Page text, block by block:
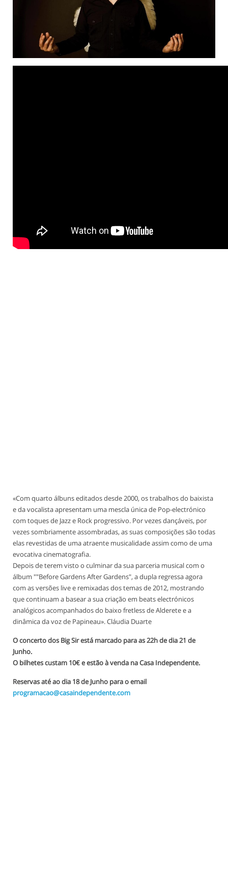
«Com quarto álbuns editados desde 2000, os trabalhos do baixista
e da vocalista apresentam uma mescla única de Pop-electrónico
com toques de Jazz e Rock progressivo. Por vezes dançáveis, por
vezes sombriamente assombradas, as suas composições são todas
elas revestidas de uma atraente musicalidade assim como de uma
evocativa cinematografia.
Depois de terem visto o culminar da sua parceria musical com o
álbum ""Before Gardens After Gardens", a dupla regressa agora
com as versões live e remixadas dos temas de 2012, mostrando
que continuam a basear a sua criação em beats electrónicos
analógicos acompanhados do baixo fretless de Alderete e a
dinâmica da voz de Papineau». Cláudia Duarte
O concerto dos Big Sir está marcado para as 22h de dia 21 de
Junho.
O bilhetes custam 10€ e estão à venda na Casa Independente.
Reservas até ao dia 18 de Junho para o email
programacao@casaindependente.com